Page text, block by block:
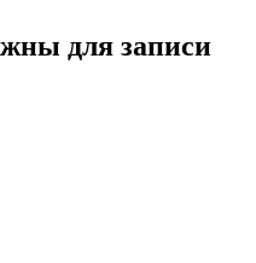
для записи